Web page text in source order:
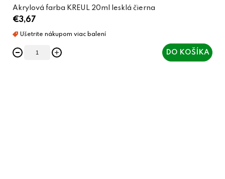
Akrylová farba KREUL 20ml lesklá čierna
€3,67
DO KOŠÍKA